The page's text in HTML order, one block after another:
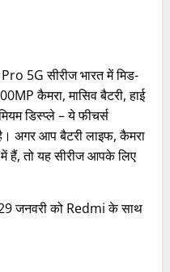
5G सीरीज भारत में मिड-
कैमरा, मासिव बैटरी, हाई
डिस्प्ले – ये फीचर्स
अगर आप बैटरी लाइफ, कैमरा
हैं, तो यह सीरीज आपके लिए
29 जनवरी को Redmi के साथ